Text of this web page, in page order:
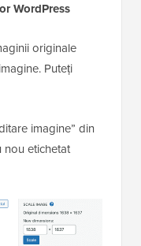
WordPress
originale
Puteți
imagine” din
nou etichetat